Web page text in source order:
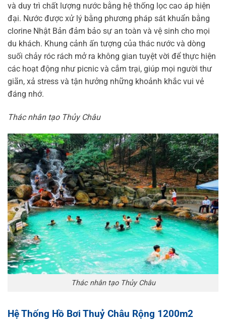
và duy trì chất lượng nước bằng hệ thống lọc cao áp hiện
đại. Nước được xử lý bằng phương pháp sát khuẩn bằng
clorine Nhật Bản đảm bảo sự an toàn và vệ sinh cho mọi
du khách. Khung cảnh ấn tượng của thác nước và dòng
suối chảy róc rách mở ra không gian tuyệt vời để thực hiện
các hoạt động như picnic và cắm trại, giúp mọi người thư
giãn, xả stress và tận hưởng những khoảnh khắc vui vẻ
đáng nhớ.
Thác nhân tạo Thủy Châu
Thác nhân tạo Thủy Châu
Hệ Thống Hồ Bơi Thuỷ Châu Rộng 1200m2